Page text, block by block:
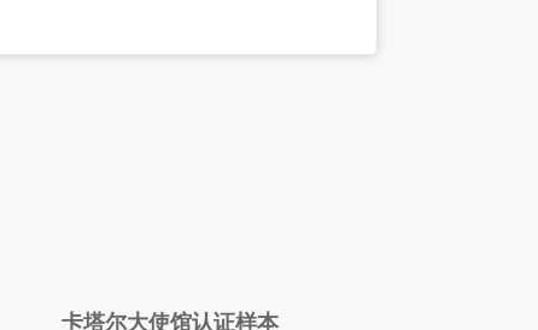
卡塔尔大使馆认证样本